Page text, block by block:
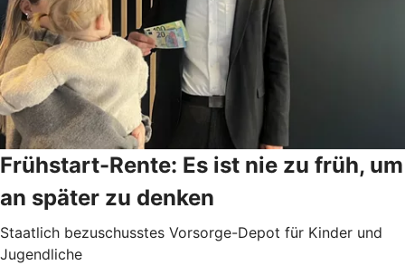
Frühstart-Rente: Es ist nie zu früh, um
an später zu denken
Staatlich bezuschusstes Vorsorge-Depot für Kinder und
Jugendliche